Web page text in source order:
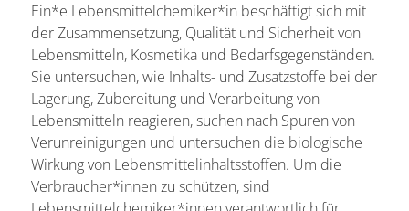
Ein*e Lebensmittelchemiker*in beschäftigt sich mit
der Zusammensetzung, Qualität und Sicherheit von
Lebensmitteln, Kosmetika und Bedarfsgegenständen.
Sie untersuchen, wie Inhalts- und Zusatzstoffe bei der
Lagerung, Zubereitung und Verarbeitung von
Lebensmitteln reagieren, suchen nach Spuren von
Verunreinigungen und untersuchen die biologische
Wirkung von Lebensmittelinhaltsstoffen. Um die
Verbraucher*innen zu schützen, sind